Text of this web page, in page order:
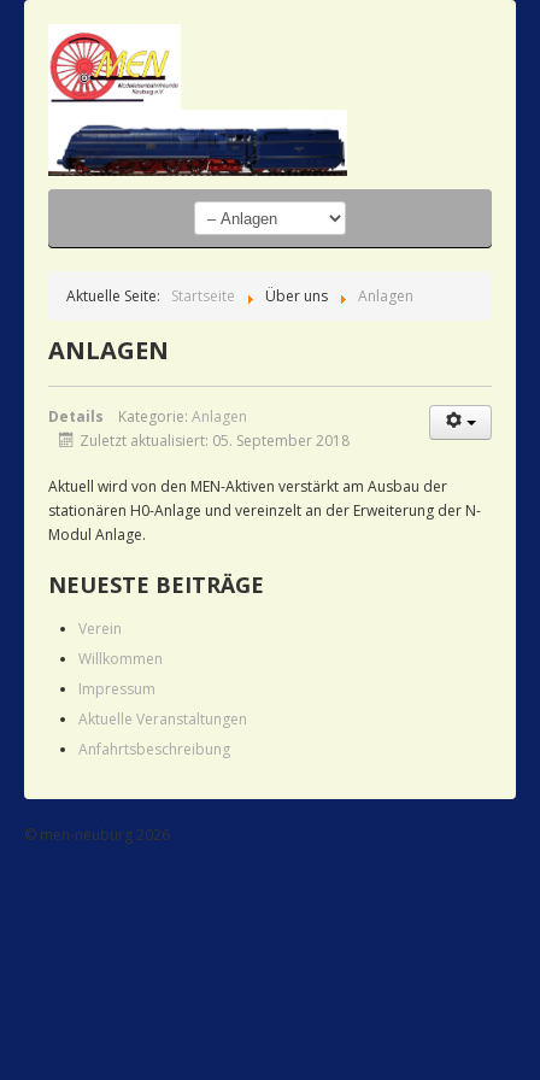
Aktuelle Seite: Startseite Über uns Anlagen
ANLAGEN
Details Kategorie: Anlagen
Zuletzt aktualisiert: 05. September 2018
Aktuell wird von den MEN-Aktiven verstärkt am Ausbau der
stationären H0-Anlage und vereinzelt an der Erweiterung der N-
Modul Anlage.
NEUESTE BEITRÄGE
Verein
Willkommen
Impressum
Aktuelle Veranstaltungen
Anfahrtsbeschreibung
© men-neuburg 2026